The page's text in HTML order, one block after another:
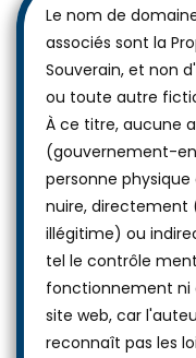
Le nom de
associés sont la
Souverain, et non
ou toute autre
À ce titre, aucune
(gouvernement-
personne
nuire, directement
illégitime) ou
tel le contrôle
fonctionnement ni
site web, car
reconnaît pas les